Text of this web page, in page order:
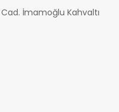
İmamoğlu Kahvaltı